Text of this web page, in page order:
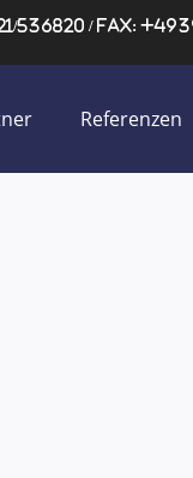
536820 / Fax:
Referenzen